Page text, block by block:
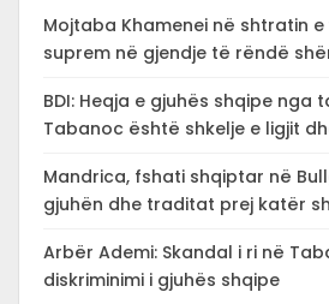
Mojtaba Khamenei në shtratin e
suprem në gjendje të rëndë
BDI: Heqja e gjuhës shqipe nga
Tabanoc është shkelje e ligjit
Mandrica, fshati shqiptar në
gjuhën dhe traditat prej katër
Arbër Ademi: Skandal i ri në
diskriminimi i gjuhës shqipe